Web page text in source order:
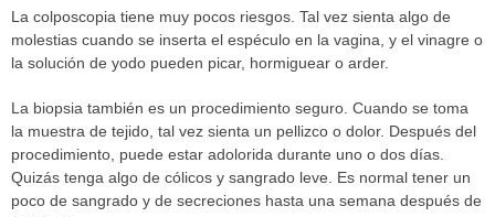
La colposcopia tiene muy pocos riesgos. Tal vez sienta algo de
molestias cuando se inserta el espéculo en la vagina, y el vinagre o
la solución de yodo pueden picar, hormiguear o arder.
La biopsia también es un procedimiento seguro. Cuando se toma
la muestra de tejido, tal vez sienta un pellizco o dolor. Después del
procedimiento, puede estar adolorida durante uno o dos días.
Quizás tenga algo de cólicos y sangrado leve. Es normal tener un
poco de sangrado y de secreciones hasta una semana después de